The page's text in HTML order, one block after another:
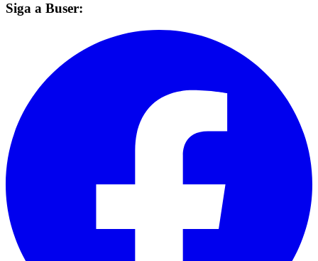
Siga a Buser: